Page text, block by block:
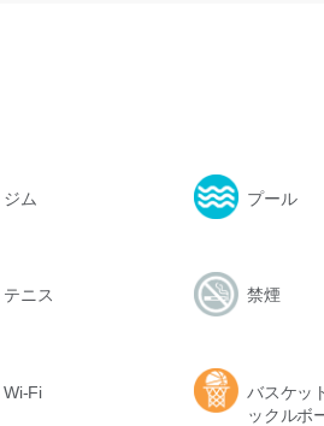
ジム プール
テニス 禁煙
Wi-Fi
バスケッ
ックルボ